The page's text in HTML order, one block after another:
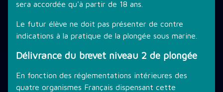
sera accordée qu'à partir de 18 ans.
Le futur élève ne doit pas présenter de contre
indications à la pratique de la plongée sous marine.
Délivrance du brevet niveau 2 de plongée
En fonction des réglementations intérieures des
quatre organismes Français dispensant cette